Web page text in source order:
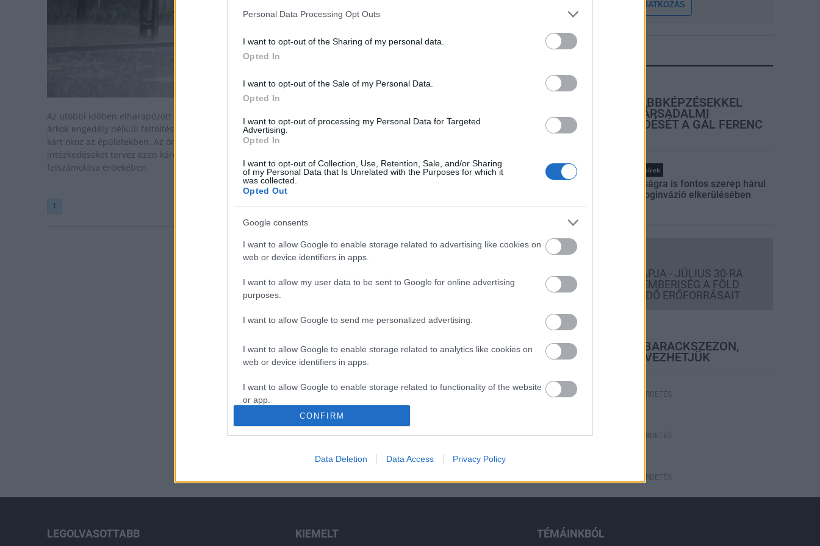
Personal Data Processing Opt Outs
I want to opt-out of the Sharing of my personal data.
Opted In
I want to opt-out of the Sale of my Personal Data.
Opted In
I want to opt-out of processing my Personal Data for Targeted
Advertising.
Opted In
I want to opt-out of Collection, Use, Retention, Sale, and/or Sharing
of my Personal Data that Is Unrelated with the Purposes for which it
was collected.
Opted Out
Google consents
I want to allow Google to enable storage related to advertising like cookies on
web or device identifiers in apps.
I want to allow my user data to be sent to Google for online advertising
purposes.
I want to allow Google to send me personalized advertising.
I want to allow Google to enable storage related to analytics like cookies on
web or device identifiers in apps.
I want to allow Google to enable storage related to functionality of the website
or app.
I want to allow Google to enable storage related to personalization.
I want to allow Google to enable storage related to security, including
authentication functionality and fraud prevention, and other user protection.
CONFIRM
Data Deletion Data Access Privacy Policy
Az utóbbi időben elharapózott az utcai esővíz elvezető
árkok engedély nélküli feltöltése, ami miatt a csapadék
kárt okoz az épületekben. Az önkormányzat
intézkedéseket tervez ezen káros gyakorlat
felszámolása érdekében.
utcájának, a Kossuth Lajos utcának az évek óta várt
felújítása. Az utcában eddig nem volt megoldott a
balesetveszélyesek voltak.
1
FELIRATKOZÁS
Országos hírek
SZAKIRÁNYÚ TOVÁBBKÉPZÉSEKKEL
SEGÍTI IDÉN IS A TÁRSADALMI
KIHÍVÁSOK LEKÜZDÉSÉT A GÁL FERENC
EGYETEM
Országos hírek
A lakosságra is fontos szerep hárul
a szúnyoginvázió elkerülésében
Országos hírek
TÚLFOGYASZTÁS NAPJA - JÚLIUS 30-RA
FELHASZNÁLTA AZ EMBERISÉG A FÖLD
EGÉSZ ÉVRE ELEGENDŐ ERŐFORRÁSAIT
Helyi hírek
BEINDULT AZ ŐSZIBARACKSZEZON,
SZEPTEMBERIG ÉLVEZHETJÜK
HIRDETÉS
HIRDETÉS
HIRDETÉS
LEGOLVASOTTABB KIEMELT TÉMÁINKBÓL